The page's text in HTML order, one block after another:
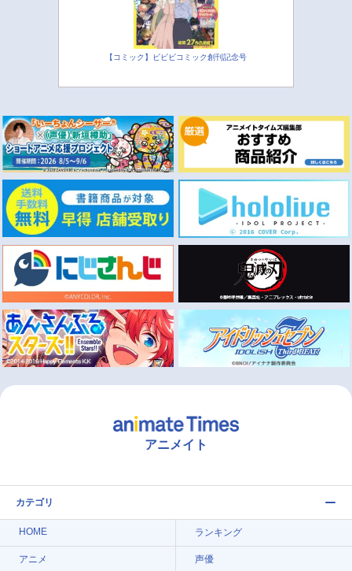
【コミック】ビビビコミック創刊記念号
アニメイト
カテゴリ
HOME ランキング
アニメ 声優